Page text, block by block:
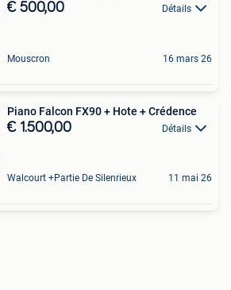
€ 500,00 Détails
Mouscron 16 mars 26
Piano Falcon FX90 + Hote + Crédence
€ 1.500,00 Détails
Walcourt +Partie De Silenrieux 11 mai 26